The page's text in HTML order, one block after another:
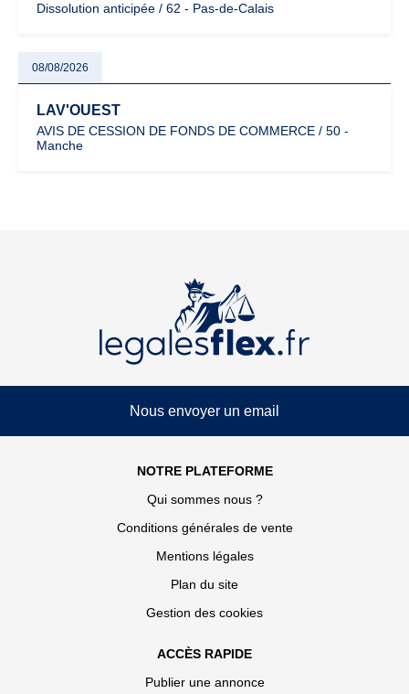
Dissolution anticipée / 62 - Pas-de-Calais
08/08/2026
LAV'OUEST
AVIS DE CESSION DE FONDS DE COMMERCE / 50 -
Manche
Nous envoyer un email
NOTRE PLATEFORME
Qui sommes nous ?
Conditions générales de vente
Mentions légales
Plan du site
Gestion des cookies
ACCÈS RAPIDE
Publier une annonce